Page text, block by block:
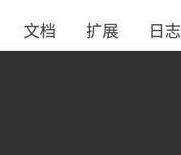
文档 扩展 日志